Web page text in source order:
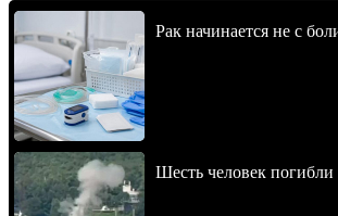
Рак начинается не с
Шесть человек